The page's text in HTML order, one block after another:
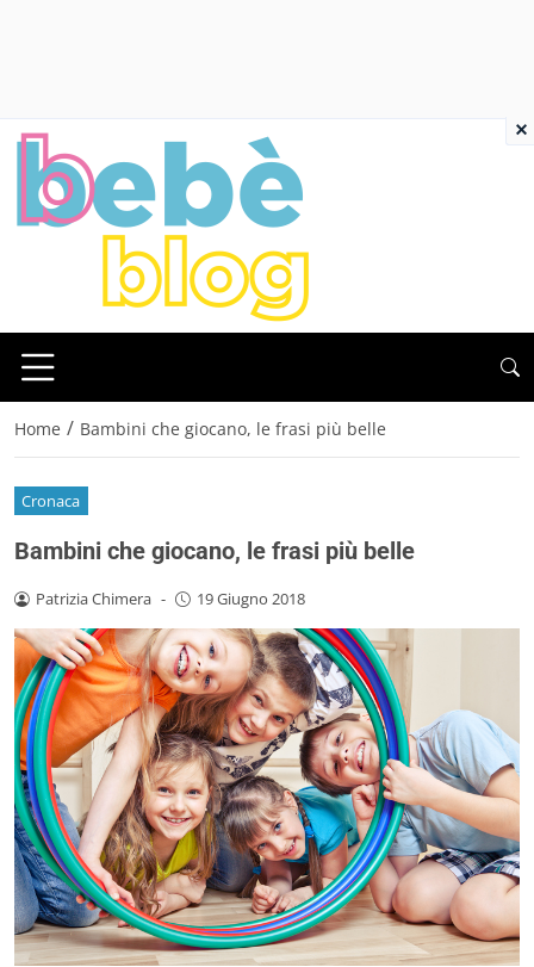
Home / Bambini che giocano, le frasi più belle
Cronaca
Bambini che giocano, le frasi più belle
Patrizia Chimera - 19 Giugno 2018
×